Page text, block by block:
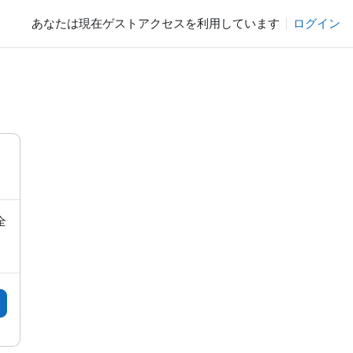
あなたは現在ゲストアクセスを利用しています ログイン